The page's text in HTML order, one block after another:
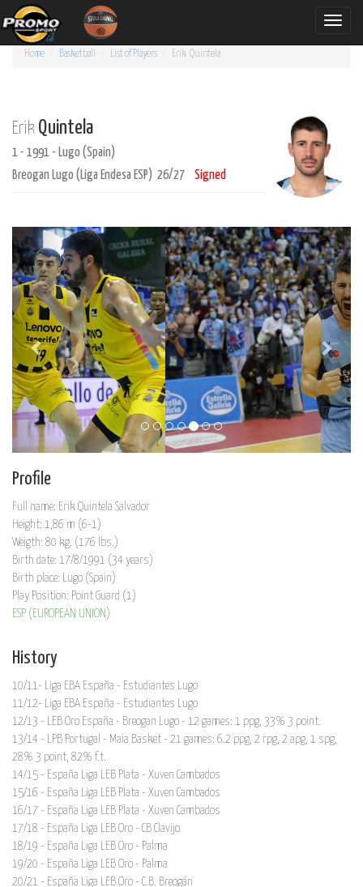
Toggle
Home Basketball List of Players Erik Quintela
Erik Quintela
1 - 1991 - Lugo (Spain)
Breogan Lugo (Liga Endesa ESP) 26/27
Signed
Profile
Full name: Erik Quintela Salvador
Height: 1,86 m (6-1)
Weigth: 80 kg. (176 lbs.)
Birth date: 17/8/1991 (34 years)
Birth place: Lugo (Spain)
Play Position: Point Guard (1)
ESP (EUROPEAN UNION)
History
10/11- Liga EBA España - Estudiantes Lugo
11/12- Liga EBA España - Estudiantes Lugo
12/13 - LEB Oro España - Breogan Lugo - 12 games: 1 ppg, 33% 3 point.
13/14 - LPB Portugal - Maia Basket - 21 games: 6.2 ppg, 2 rpg, 2 apg, 1 spg,
28% 3 point, 82% f.t.
14/15 - España Liga LEB Plata - Xuven Cambados
15/16 - España Liga LEB Plata - Xuven Cambados
16/17 - España Liga LEB Plata - Xuven Cambados
17/18 - España Liga LEB Oro - CB Clavijo
18/19 - España Liga LEB Oro - Palma
19/20 - España Liga LEB Oro - Palma
20/21 - España Liga LEB Oro - C.B. Breogán